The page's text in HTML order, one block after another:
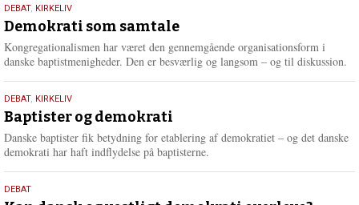
18.
maj
2026
DEBAT, KIRKELIV
Demokrati som samtale
Kongregationalismen har været den gennemgående organisationsform i
danske baptistmenigheder. Den er besværlig og langsom – og til diskussion.
18.
maj
2026
DEBAT, KIRKELIV
Baptister og demokrati
Danske baptister fik betydning for etablering af demokratiet – og det danske
demokrati har haft indflydelse på baptisterne.
18.
DEBAT